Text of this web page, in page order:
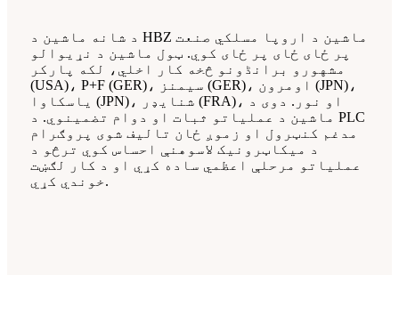
د شانه ماشین د HBZ ماشین د اروپا مسلکي صنعت
پر ځای ځای پر ځای کوي. ټول ماشین د نړیوالو
مشهورو برانڈونو څخه کار اخلي، لکه پارکر
(USA)، P+F (GER)، سیمنز (GER)، اومرون (JPN)،
یاسکاوا (JPN)، شنایډر (FRA)، او نور. دوی د
ماشین د عملیاتو ثبات او دوام تضمینوي. د PLC
مدغم کنټرول او زموږ ځان تالیف شوی پروګرام
د میکاټرونیک لاسوهنې احساس کوي ترڅو د
عملیاتو مرحلې اعظمي ساده کړي او د کار لګښت
خوندي کړي.